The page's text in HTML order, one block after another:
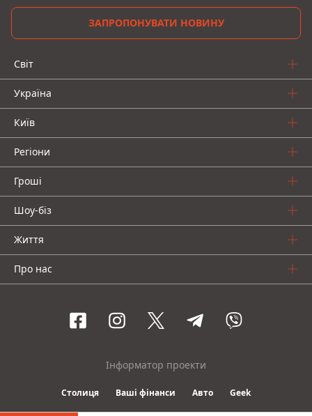
ЗАПРОПОНУВАТИ НОВИНУ
Світ
Україна
Київ
Регіони
Гроші
Шоу-біз
Життя
Про нас
Інформатор проекти
Столиця Ваші фінанси Авто Geek